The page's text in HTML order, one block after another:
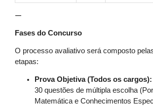
—
Fases do Concurso
O processo avaliativo será composto
etapas:
Prova Objetiva (Todos os cargos):
30 questões de múltipla escolha
Matemática e Conhecimentos